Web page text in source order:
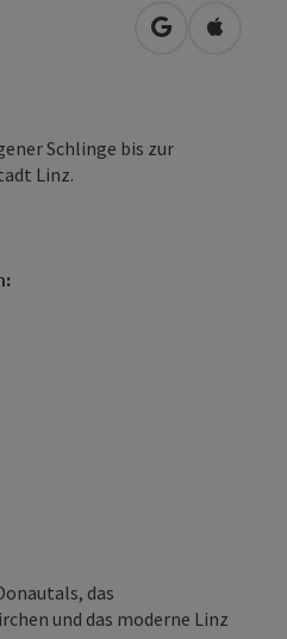
in Google
in
Schlinge bis zur
Linz.
das
und das moderne Linz